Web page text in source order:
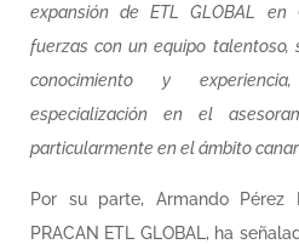
expansión de ETL GLOBAL en
fuerzas con un equipo talentoso,
conocimiento y
especialización en el
particularmente en el ámbito
Por su parte, Armando Pérez
PRACAN ETL GLOBAL, ha